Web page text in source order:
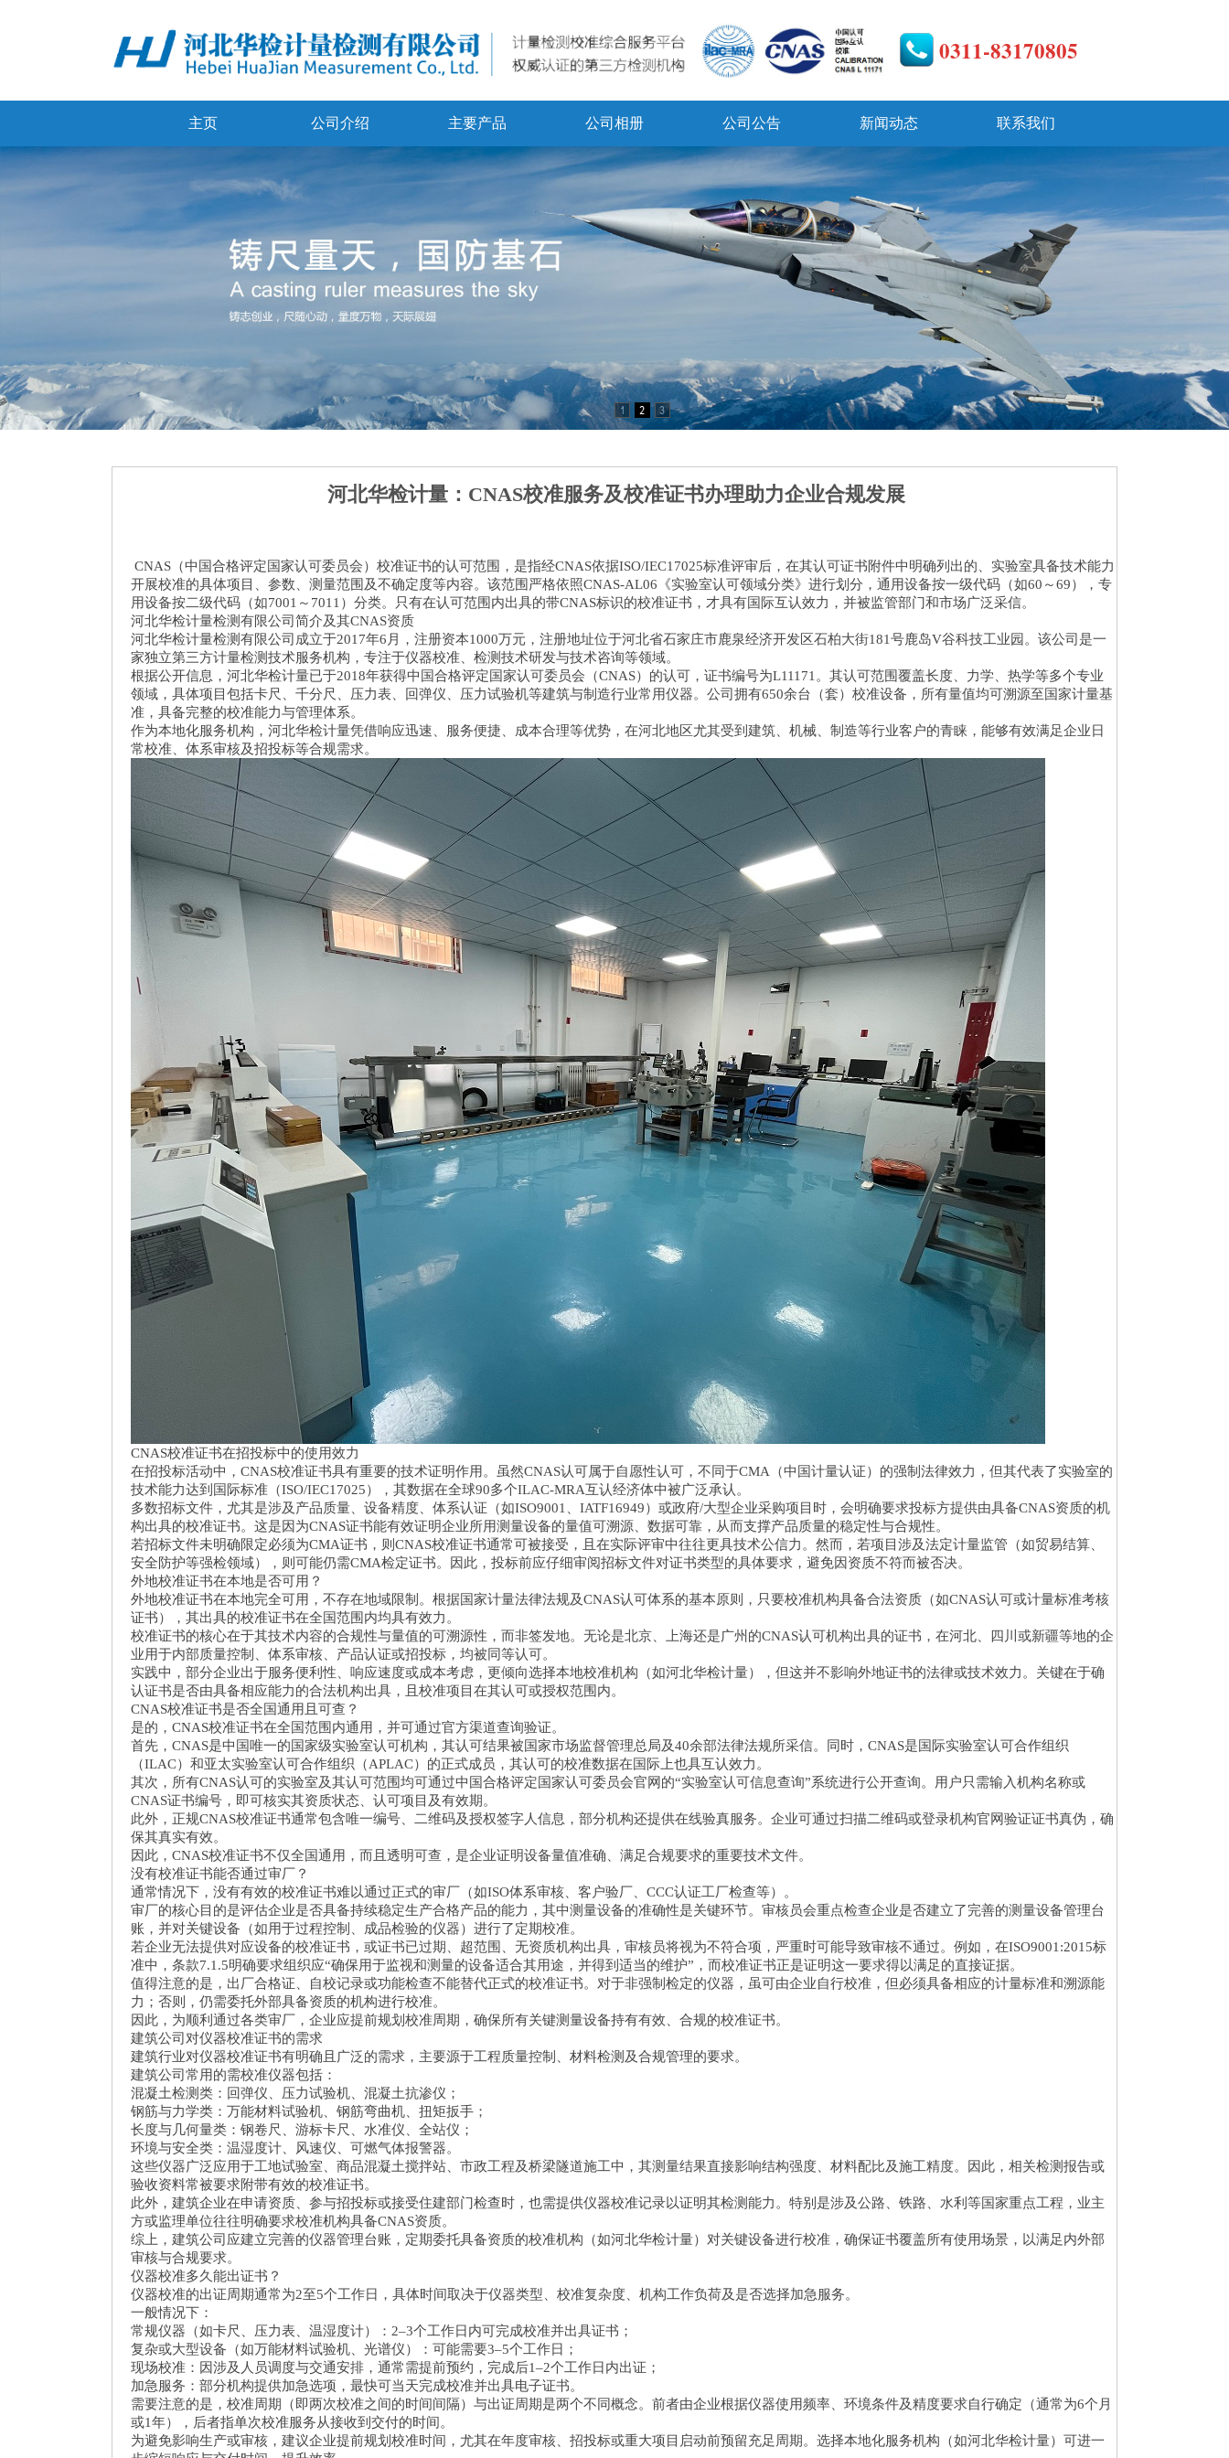
0311-83170805
主页 公司介绍 主要产品 公司相册 公司公告 新闻动态 联系我们
河北华检计量：CNAS校准服务及校准证书办理助力企业合规发展
CNAS（中国合格评定国家认可委员会）校准证书的认可范围，是指经CNAS依据ISO/IEC17025标准评审后，在其认可证书附件中明确列出的、实验室具备技术能力
开展校准的具体项目、参数、测量范围及不确定度等内容。该范围严格依照CNAS-AL06《实验室认可领域分类》进行划分，通用设备按一级代码（如60～69），专
用设备按二级代码（如7001～7011）分类。只有在认可范围内出具的带CNAS标识的校准证书，才具有国际互认效力，并被监管部门和市场广泛采信。
河北华检计量检测有限公司简介及其CNAS资质
河北华检计量检测有限公司成立于2017年6月，注册资本1000万元，注册地址位于河北省石家庄市鹿泉经济开发区石柏大街181号鹿岛V谷科技工业园。该公司是一
家独立第三方计量检测技术服务机构，专注于仪器校准、检测技术研发与技术咨询等领域。
根据公开信息，河北华检计量已于2018年获得中国合格评定国家认可委员会（CNAS）的认可，证书编号为L11171。其认可范围覆盖长度、力学、热学等多个专业
领域，具体项目包括卡尺、千分尺、压力表、回弹仪、压力试验机等建筑与制造行业常用仪器。公司拥有650余台（套）校准设备，所有量值均可溯源至国家计量基
准，具备完整的校准能力与管理体系。
作为本地化服务机构，河北华检计量凭借响应迅速、服务便捷、成本合理等优势，在河北地区尤其受到建筑、机械、制造等行业客户的青睐，能够有效满足企业日
常校准、体系审核及招投标等合规需求。
CNAS校准证书在招投标中的使用效力
在招投标活动中，CNAS校准证书具有重要的技术证明作用。虽然CNAS认可属于自愿性认可，不同于CMA（中国计量认证）的强制法律效力，但其代表了实验室的
技术能力达到国际标准（ISO/IEC17025），其数据在全球90多个ILAC-MRA互认经济体中被广泛承认。
多数招标文件，尤其是涉及产品质量、设备精度、体系认证（如ISO9001、IATF16949）或政府/大型企业采购项目时，会明确要求投标方提供由具备CNAS资质的机
构出具的校准证书。这是因为CNAS证书能有效证明企业所用测量设备的量值可溯源、数据可靠，从而支撑产品质量的稳定性与合规性。
若招标文件未明确限定必须为CMA证书，则CNAS校准证书通常可被接受，且在实际评审中往往更具技术公信力。然而，若项目涉及法定计量监管（如贸易结算、
安全防护等强检领域），则可能仍需CMA检定证书。因此，投标前应仔细审阅招标文件对证书类型的具体要求，避免因资质不符而被否决。
外地校准证书在本地是否可用？
外地校准证书在本地完全可用，不存在地域限制。根据国家计量法律法规及CNAS认可体系的基本原则，只要校准机构具备合法资质（如CNAS认可或计量标准考核
证书），其出具的校准证书在全国范围内均具有效力。
校准证书的核心在于其技术内容的合规性与量值的可溯源性，而非签发地。无论是北京、上海还是广州的CNAS认可机构出具的证书，在河北、四川或新疆等地的企
业用于内部质量控制、体系审核、产品认证或招投标，均被同等认可。
实践中，部分企业出于服务便利性、响应速度或成本考虑，更倾向选择本地校准机构（如河北华检计量），但这并不影响外地证书的法律或技术效力。关键在于确
认证书是否由具备相应能力的合法机构出具，且校准项目在其认可或授权范围内。
CNAS校准证书是否全国通用且可查？
是的，CNAS校准证书在全国范围内通用，并可通过官方渠道查询验证。
首先，CNAS是中国唯一的国家级实验室认可机构，其认可结果被国家市场监督管理总局及40余部法律法规所采信。同时，CNAS是国际实验室认可合作组织
（ILAC）和亚太实验室认可合作组织（APLAC）的正式成员，其认可的校准数据在国际上也具互认效力。
其次，所有CNAS认可的实验室及其认可范围均可通过中国合格评定国家认可委员会官网的“实验室认可信息查询”系统进行公开查询。用户只需输入机构名称或
CNAS证书编号，即可核实其资质状态、认可项目及有效期。
此外，正规CNAS校准证书通常包含唯一编号、二维码及授权签字人信息，部分机构还提供在线验真服务。企业可通过扫描二维码或登录机构官网验证证书真伪，确
保其真实有效。
因此，CNAS校准证书不仅全国通用，而且透明可查，是企业证明设备量值准确、满足合规要求的重要技术文件。
没有校准证书能否通过审厂？
通常情况下，没有有效的校准证书难以通过正式的审厂（如ISO体系审核、客户验厂、CCC认证工厂检查等）。
审厂的核心目的是评估企业是否具备持续稳定生产合格产品的能力，其中测量设备的准确性是关键环节。审核员会重点检查企业是否建立了完善的测量设备管理台
账，并对关键设备（如用于过程控制、成品检验的仪器）进行了定期校准。
若企业无法提供对应设备的校准证书，或证书已过期、超范围、无资质机构出具，审核员将视为不符合项，严重时可能导致审核不通过。例如，在ISO9001:2015标
准中，条款7.1.5明确要求组织应“确保用于监视和测量的设备适合其用途，并得到适当的维护”，而校准证书正是证明这一要求得以满足的直接证据。
值得注意的是，出厂合格证、自校记录或功能检查不能替代正式的校准证书。对于非强制检定的仪器，虽可由企业自行校准，但必须具备相应的计量标准和溯源能
力；否则，仍需委托外部具备资质的机构进行校准。
因此，为顺利通过各类审厂，企业应提前规划校准周期，确保所有关键测量设备持有有效、合规的校准证书。
建筑公司对仪器校准证书的需求
建筑行业对仪器校准证书有明确且广泛的需求，主要源于工程质量控制、材料检测及合规管理的要求。
建筑公司常用的需校准仪器包括：
混凝土检测类：回弹仪、压力试验机、混凝土抗渗仪；
钢筋与力学类：万能材料试验机、钢筋弯曲机、扭矩扳手；
长度与几何量类：钢卷尺、游标卡尺、水准仪、全站仪；
环境与安全类：温湿度计、风速仪、可燃气体报警器。
这些仪器广泛应用于工地试验室、商品混凝土搅拌站、市政工程及桥梁隧道施工中，其测量结果直接影响结构强度、材料配比及施工精度。因此，相关检测报告或
验收资料常被要求附带有效的校准证书。
此外，建筑企业在申请资质、参与招投标或接受住建部门检查时，也需提供仪器校准记录以证明其检测能力。特别是涉及公路、铁路、水利等国家重点工程，业主
方或监理单位往往明确要求校准机构具备CNAS资质。
综上，建筑公司应建立完善的仪器管理台账，定期委托具备资质的校准机构（如河北华检计量）对关键设备进行校准，确保证书覆盖所有使用场景，以满足内外部
审核与合规要求。
仪器校准多久能出证书？
仪器校准的出证周期通常为2至5个工作日，具体时间取决于仪器类型、校准复杂度、机构工作负荷及是否选择加急服务。
一般情况下：
常规仪器（如卡尺、压力表、温湿度计）：2–3个工作日内可完成校准并出具证书；
复杂或大型设备（如万能材料试验机、光谱仪）：可能需要3–5个工作日；
现场校准：因涉及人员调度与交通安排，通常需提前预约，完成后1–2个工作日内出证；
加急服务：部分机构提供加急选项，最快可当天完成校准并出具电子证书。
需要注意的是，校准周期（即两次校准之间的时间间隔）与出证周期是两个不同概念。前者由企业根据仪器使用频率、环境条件及精度要求自行确定（通常为6个月
或1年），后者指单次校准服务从接收到交付的时间。
为避免影响生产或审核，建议企业提前规划校准时间，尤其在年度审核、招投标或重大项目启动前预留充足周期。选择本地化服务机构（如河北华检计量）可进一